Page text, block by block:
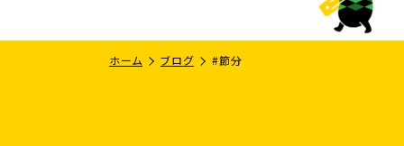
ホーム ブログ #節分